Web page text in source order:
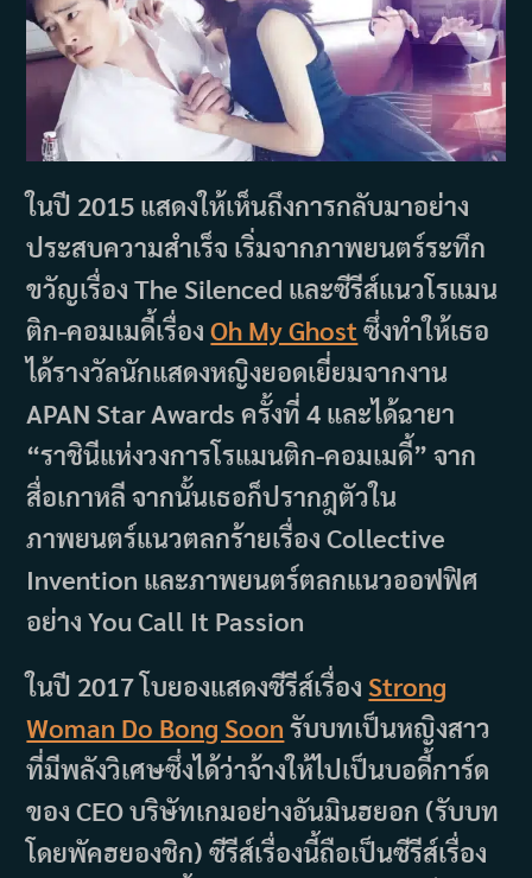
ในปี 2015 แสดงให้เห็นถึงการกลับมาอย่าง
ประสบความสำเร็จ เริ่มจากภาพยนตร์ระทึก
ขวัญเรื่อง The Silenced และซีรีส์แนวโรแมน
ติก-คอมเมดี้เรื่องOh My Ghostซึ่งทำให้เธอ
ได้รางวัลนักแสดงหญิงยอดเยี่ยมจากงาน
APAN Star Awards ครั้งที่ 4 และได้ฉายา
“ราชินีแห่งวงการโรแมนติก-คอมเมดี้” จาก
สื่อเกาหลี จากนั้นเธอก็ปรากฎตัวใน
ภาพยนตร์แนวตลกร้ายเรื่อง Collective
Invention และภาพยนตร์ตลกแนวออฟฟิศ
อย่าง You Call It Passion
ในปี 2017 โบยองแสดงซีรีส์เรื่อง Strong
Woman Do Bong Soon รับบทเป็นหญิงสาว
ที่มีพลังวิเศษซึ่งได้ว่าจ้างให้ไปเป็นบอดี้การ์ด
ของ CEO บริษัทเกมอย่างอันมินฮยอก (รับบท
โดยพัคฮยองชิก) ซีรีส์เรื่องนี้ถือเป็นซีรีส์เรื่อง